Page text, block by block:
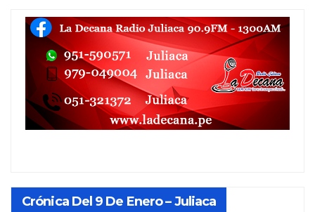
Crónica Del 9 De Enero – Juliaca